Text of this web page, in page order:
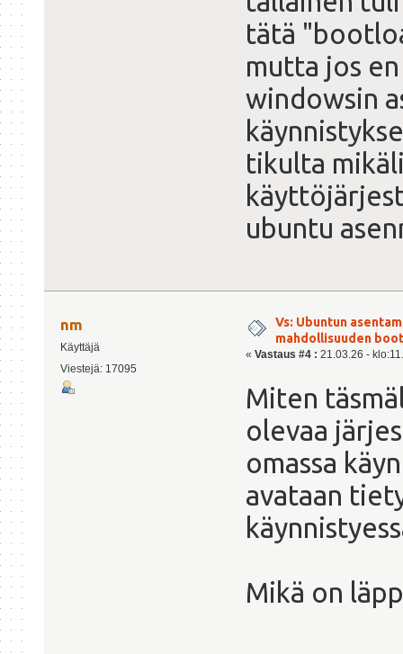
tätä
mutta jos
windowsin
tikulta
ubuntu
nm
Käyttäjä
Viestejä: 17095
Vs: Ubuntun
mahdollisuuden
« Vastaus #4 : 21.03.26 -
Miten
olevaa
omassa
avataan
Mikä on